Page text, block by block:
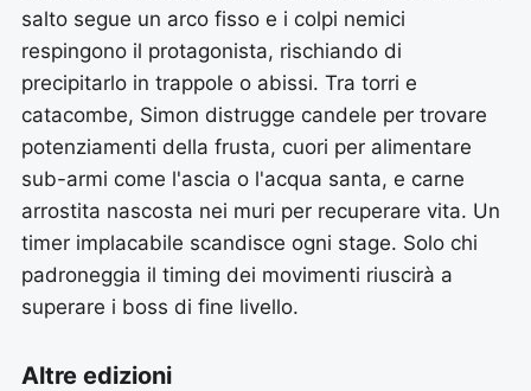
salto segue un arco fisso e i colpi nemici
respingono il protagonista, rischiando di
precipitarlo in trappole o abissi. Tra torri e
catacombe, Simon distrugge candele per trovare
potenziamenti della frusta, cuori per alimentare
sub-armi come l'ascia o l'acqua santa, e carne
arrostita nascosta nei muri per recuperare vita. Un
timer implacabile scandisce ogni stage. Solo chi
padroneggia il timing dei movimenti riuscirà a
superare i boss di fine livello.
Altre edizioni